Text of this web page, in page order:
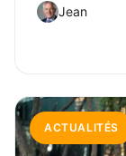
Jean
ACTUALITÉS